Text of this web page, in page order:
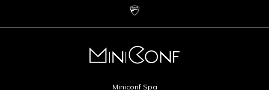
Miniconf Spa